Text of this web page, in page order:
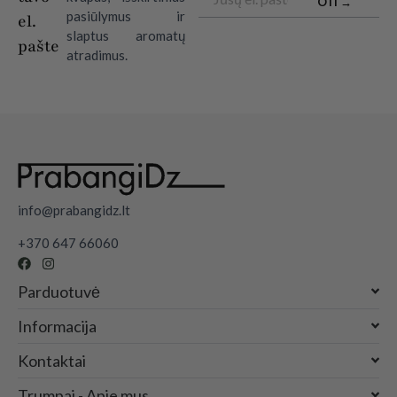
el.
pašte
pasiūlymus ir
slaptus aromatų
atradimus.
info@prabangidz.lt
+370 647 66060
Parduotuvė
Informacija
Kontaktai